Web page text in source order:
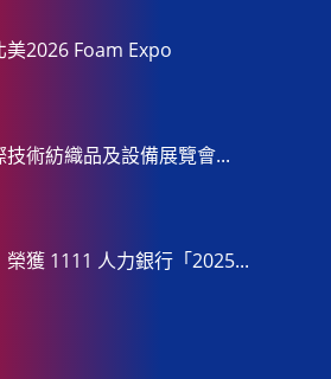
2026 Foam Expo
術紡織品及設備展覽會...
獲 1111 人力銀行「2025...